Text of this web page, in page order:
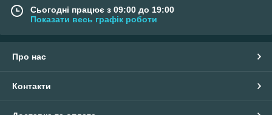
Сьогодні працює з 09:00 до 19:00
Показати весь графік роботи
Про нас
Контакти